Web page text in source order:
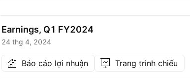
Earnings, Q1 FY2024
24 thg 4, 2024
Báo cáo lợi nhuận Trang trình chiếu